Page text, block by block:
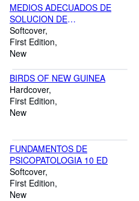
MEDIOS ADECUADOS DE
SOLUCION DE
CONTROVERSIAS (MASC) 2
EDICION
Softcover
First Edition
New
BIRDS OF NEW GUINEA
Hardcover
First Edition
New
FUNDAMENTOS DE
PSICOPATOLOGIA 10 ED
Softcover
First Edition
New